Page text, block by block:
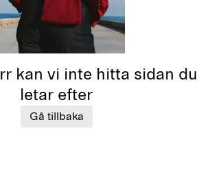
kan vi inte hitta sidan du
letar efter
Gå tillbaka